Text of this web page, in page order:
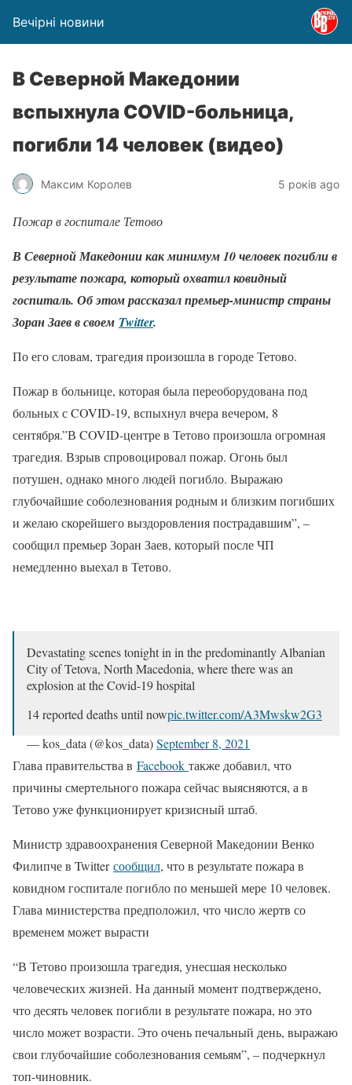
Вечірні новини
В Северной Македонии
вспыхнула COVID-больница,
погибли 14 человек (видео)
Максим Королев 5 років ago
Пожар в госпитале Тетово
В Северной Македонии как минимум 10 человек погибли в
результате пожара, который охватил ковидный
госпиталь. Об этом рассказал премьер-министр страны
Зоран Заев в своем Twitter.
По его словам, трагедия произошла в городе Тетово.
Пожар в больнице, которая была переоборудована под
больных с COVID-19, вспыхнул вчера вечером, 8
сентября.”В COVID-центре в Тетово произошла огромная
трагедия. Взрыв спровоцировал пожар. Огонь был
потушен, однако много людей погибло. Выражаю
глубочайшие соболезнования родным и близким погибших
и желаю скорейшего выздоровления пострадавшим”, –
сообщил премьер Зоран Заев, который после ЧП
немедленно выехал в Тетово.
Devastating scenes tonight in in the predominantly Albanian
City of Tetova, North Macedonia, where there was an
explosion at the Covid-19 hospital
14 reported deaths until nowpic.twitter.com/A3Mwskw2G3
— kos_data (@kos_data)September 8, 2021
Глава правительства в Facebook также добавил, что
причины смертельного пожара сейчас выясняются, а в
Тетово уже функционирует кризисный штаб.
Министр здравоохранения Северной Македонии Венко
Филипче в Twitterсообщил, что в результате пожара в
ковидном госпитале погибло по меньшей мере 10 человек.
Глава министерства предположил, что число жертв со
временем может вырасти
“В Тетово произошла трагедия, унесшая несколько
человеческих жизней. На данный момент подтверждено,
что десять человек погибли в результате пожара, но это
число может возрасти. Это очень печальный день, выражаю
свои глубочайшие соболезнования семьям”, – подчеркнул
топ-чиновник.